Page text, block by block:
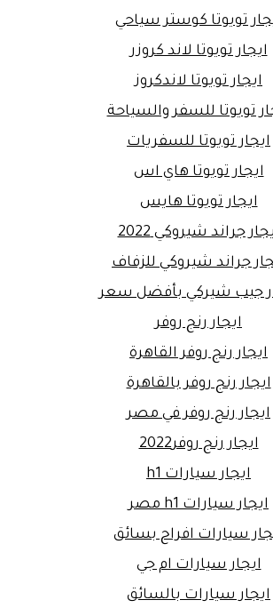
تويوتا كوستر سياحي
ايجار تويوتا لاند كروزر
ايجار تويوتا لاندكروز
تويوتا للسفر والسياحة
ايجار تويوتا للسفريات
ايجار تويوتا هاي اس
ايجار تويوتا هايس
جراند شيروكي 2022
جراند شيروكي للزفاف
جيب شيركي بأفضل سعر
ايجار رنج روفر
ايجار رنج روفر القاهرة
ايجار رنج روفر بالقاهرة
ايجار رنج روفر في مصر
ايجار رنج روفر2022
ايجار سيارات h1
ايجار سيارات h1 مصر
سيارات افراح بسائق
ايجار سيارات ام جي
ايجار سيارات بالسائق